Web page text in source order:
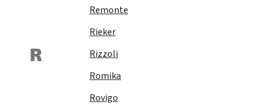
R
Remonte
Rieker
Rizzoli
Romika
Rovigo